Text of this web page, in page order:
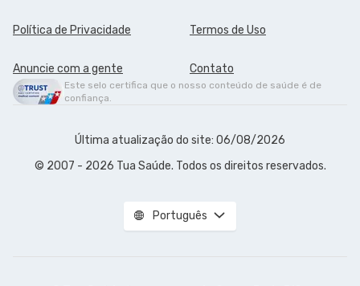
Política de Privacidade Termos de Uso
Anuncie com a gente Contato
Este selo certifica que o nosso conteúdo de saúde é de
confiança.
Última atualização do site: 06/08/2026
© 2007 - 2026 Tua Saúde. Todos os direitos reservados.
Português